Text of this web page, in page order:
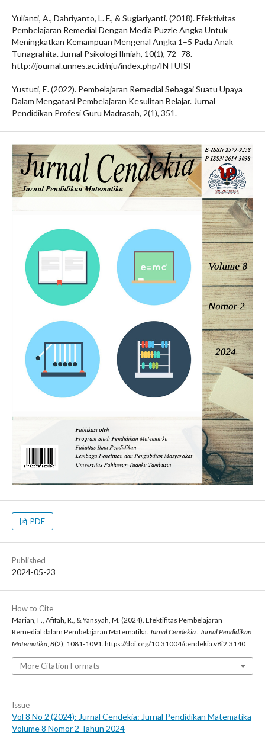
Yulianti, A., Dahriyanto, L. F., & Sugiariyanti. (2018). Efektivitas
Pembelajaran Remedial Dengan Media Puzzle Angka Untuk
Meningkatkan Kemampuan Mengenal Angka 1–5 Pada Anak
Tunagrahita. Jurnal Psikologi Ilmiah, 10(1), 72–78.
http://journal.unnes.ac.id/nju/index.php/INTUISI
Yustuti, E. (2022). Pembelajaran Remedial Sebagai Suatu Upaya
Dalam Mengatasi Pembelajaran Kesulitan Belajar. Jurnal
Pendidikan Profesi Guru Madrasah, 2(1), 351.
PDF
Published
2024-05-23
How to Cite
Marian, F., Afifah, R., & Yansyah, M. (2024). Efektifitas Pembelajaran
Remedial dalam Pembelajaran Matematika. Jurnal Cendekia : Jurnal Pendidikan
Matematika, 8(2), 1081-1091. https://doi.org/10.31004/cendekia.v8i2.3140
More Citation Formats
Issue
Vol 8 No 2 (2024): Jurnal Cendekia: Jurnal Pendidikan Matematika
Volume 8 Nomor 2 Tahun 2024